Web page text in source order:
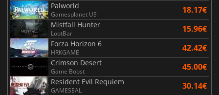
Palworld
Gamesplanet US 18.17€
Mistfall Hunter
LootBar 15.96€
Forza Horizon 6
HRKGAME 42.42€
Crimson Desert
Game Boost 45.00€
Resident Evil Requiem
GAMESEAL 30.14€